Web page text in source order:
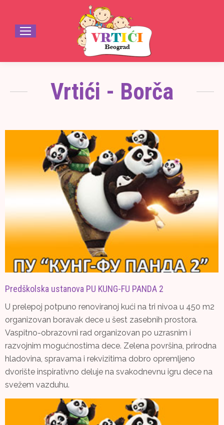
Vrtići - Borča
Predškolska ustanova PU KUNG-FU PANDA 2
U prelepoj potpuno renoviranoj kući na tri nivoa u 450 m2
organizovan boravak dece u šest zasebnih prostora.
Vaspitno-obrazovni rad organizovan po uzrasnim i
razvojnim mogućnostima dece. Zelena površina, prirodna
hladovina, spravama i rekvizitima dobro opremljeno
dvorište inspirativno deluje na svakodnevnu igru dece na
svežem vazduhu.